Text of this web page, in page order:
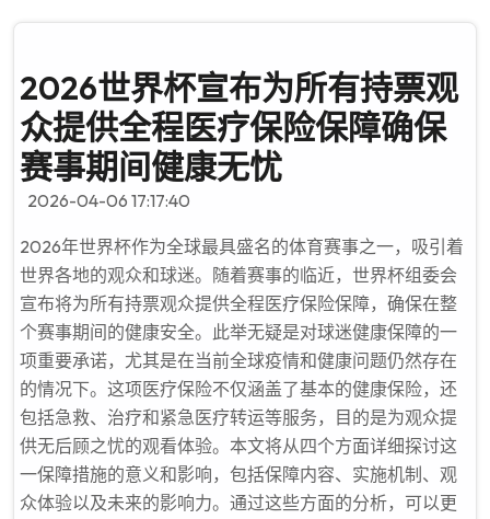
2026世界杯宣布为所有持票观
众提供全程医疗保险保障确保
赛事期间健康无忧
2026-04-06 17:17:40
2026年世界杯作为全球最具盛名的体育赛事之一，吸引着
世界各地的观众和球迷。随着赛事的临近，世界杯组委会
宣布将为所有持票观众提供全程医疗保险保障，确保在整
个赛事期间的健康安全。此举无疑是对球迷健康保障的一
项重要承诺，尤其是在当前全球疫情和健康问题仍然存在
的情况下。这项医疗保险不仅涵盖了基本的健康保险，还
包括急救、治疗和紧急医疗转运等服务，目的是为观众提
供无后顾之忧的观看体验。本文将从四个方面详细探讨这
一保障措施的意义和影响，包括保障内容、实施机制、观
众体验以及未来的影响力。通过这些方面的分析，可以更